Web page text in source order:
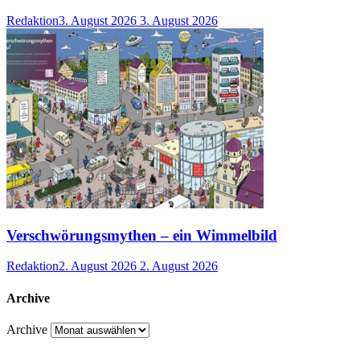
Redaktion3. August 2026 3. August 2026
Verschwörungsmythen – ein Wimmelbild
Redaktion2. August 2026 2. August 2026
Archive
Archive